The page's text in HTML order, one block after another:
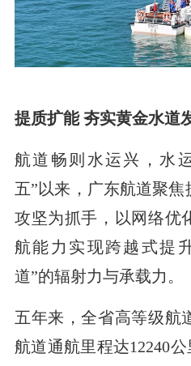
提质扩能 夯实黄金水道
航道畅则水运兴，水
五”以来，广东航道聚
攻坚为抓手，以网络优
航能力实现跨越式提
道”的辐射力与承载力。
五年来，全省高等级航
航道通航里程达12240